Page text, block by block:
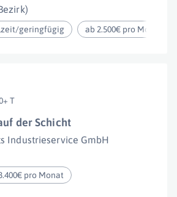
geringfügig ab 2.500€ pro Monat
T
der Schicht
Industrieservice GmbH
pro Monat